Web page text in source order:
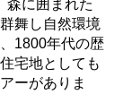
森に囲まれた
舞し自然環境
1800年代の歴
宅地としても
ーがありま